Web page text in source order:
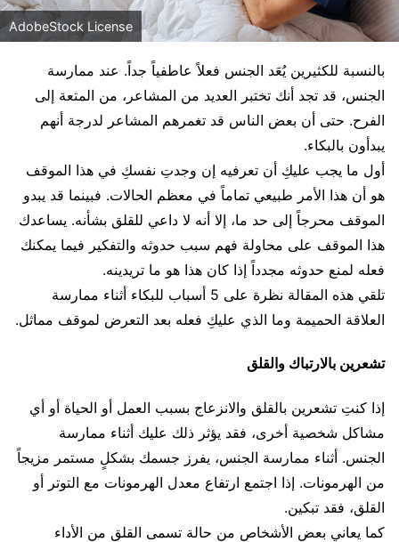
AdobeStock License
بالنسبة للكثيرين يُعَد الجنس فعلاً عاطفياً جداً. عند ممارسة
الجنس، قد تجد أنك تختبر العديد من المشاعر، من المتعة إلى
الفرح. حتى أن بعض الناس قد تغمرهم المشاعر لدرجة أنهم
يبدأون بالبكاء.
أول ما يجب عليكِ أن تعرفيه إن وجدتِ نفسكِ في هذا الموقف
هو أن هذا الأمر طبيعي تماماً في معظم الحالات. فبينما قد يبدو
الموقف محرجاً إلى حد ما، إلا أنه لا داعي للقلق بشأنه. يساعدك
هذا الموقف على محاولة فهم سبب حدوثه والتفكير فيما يمكنك
فعله لمنع حدوثه مجدداً إذا كان هذا هو ما تريدينه.
تلقي هذه المقالة نظرة على 5 أسباب للبكاء أثناء ممارسة
العلاقة الحميمة وما الذي عليكِ فعله بعد التعرض لموقف مماثل.
تشعرين بالارتباك والقلق
إذا كنتِ تشعرين بالقلق والانزعاج بسبب العمل أو الحياة أو أي
مشاكل شخصية أخرى، فقد يؤثر ذلك عليك أثناء ممارسة
الجنس. أثناء ممارسة الجنس، يفرز جسمك بشكلٍ مستمر مزيجاً
من الهرمونات. إذا اجتمع ارتفاع معدل الهرمونات مع التوتر أو
القلق، فقد تبكين.
كما يعاني بعض الأشخاص من حالة تسمى القلق من الأداء